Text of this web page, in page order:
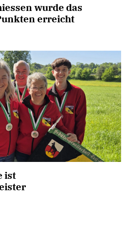
wurde das
erreicht
ist